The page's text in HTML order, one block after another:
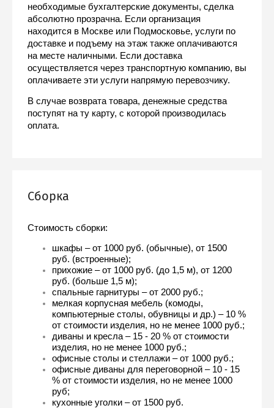
необходимые бухгалтерские документы, сделка
абсолютно прозрачна. Если организация
находится в Москве или Подмосковье, услуги по
доставке и подъему на этаж также оплачиваются
на месте наличными. Если доставка
осуществляется через транспортную компанию, вы
оплачиваете эти услуги напрямую перевозчику.
В случае возврата товара, денежные средства
поступят на ту карту, с которой производилась
оплата.
Сборка
Стоимость сборки:
шкафы – от 1000 руб. (обычные), от 1500
руб. (встроенные);
прихожие – от 1000 руб. (до 1,5 м), от 1200
руб. (больше 1,5 м);
спальные гарнитуры – от 2000 руб.;
мелкая корпусная мебель (комоды,
компьютерные столы, обувницы и др.) – 10 %
от стоимости изделия, но не менее 1000 руб.;
диваны и кресла – 15 - 20 % от стоимости
изделия, но не менее 1000 руб.;
офисные столы и стеллажи – от 1000 руб.;
офисные диваны для переговорной – 10 - 15
% от стоимости изделия, но не менее 1000
руб;
кухонные уголки – от 1500 руб.